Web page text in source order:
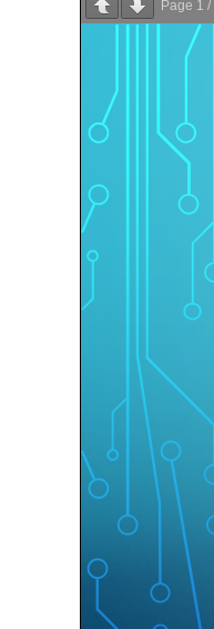
Page 1 /